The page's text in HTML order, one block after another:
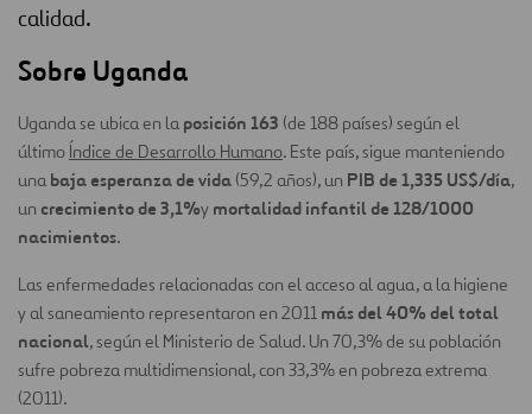
calidad.
Sobre Uganda
Uganda se ubica en la posición 163 (de 188 países) según el
últimoÍndice de Desarrollo Humano. Este país, sigue manteniendo
una baja esperanza de vida (59,2 años), un PIB de 1,335 US$/día,
un crecimiento de 3,1%y mortalidad infantil de 128/1000
nacimientos.
Las enfermedades relacionadas con el acceso al agua, a la higiene
y al saneamiento representaron en 2011 más del 40% del total
nacional, según el Ministerio de Salud. Un 70,3% de su población
sufre pobreza multidimensional, con 33,3% en pobreza extrema
(2011).